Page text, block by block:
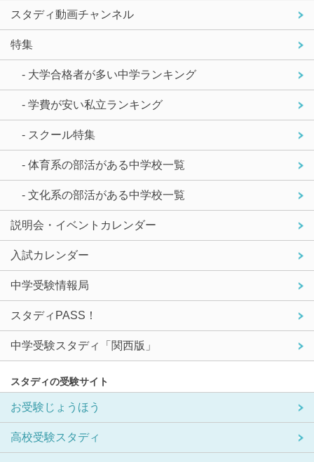
スタディ動画チャンネル
特集
- 大学合格者が多い中学ランキング
- 学費が安い私立ランキング
- スクール特集
- 体育系の部活がある中学校一覧
- 文化系の部活がある中学校一覧
説明会・イベントカレンダー
入試カレンダー
中学受験情報局
スタディPASS！
中学受験スタディ「関西版」
スタディの受験サイト
お受験じょうほう
高校受験スタディ